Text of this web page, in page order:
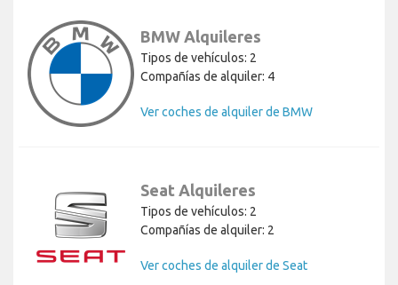
BMW Alquileres
Tipos de vehículos: 2
Compañías de alquiler: 4
Ver coches de alquiler de BMW
Seat Alquileres
Tipos de vehículos: 2
Compañías de alquiler: 2
Ver coches de alquiler de Seat